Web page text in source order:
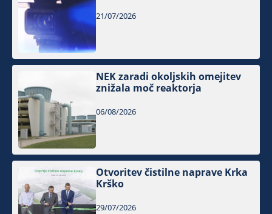
21/07/2026
NEK zaradi okoljskih omejitev
znižala moč reaktorja
06/08/2026
Otvoritev čistilne naprave Krka
Krško
29/07/2026